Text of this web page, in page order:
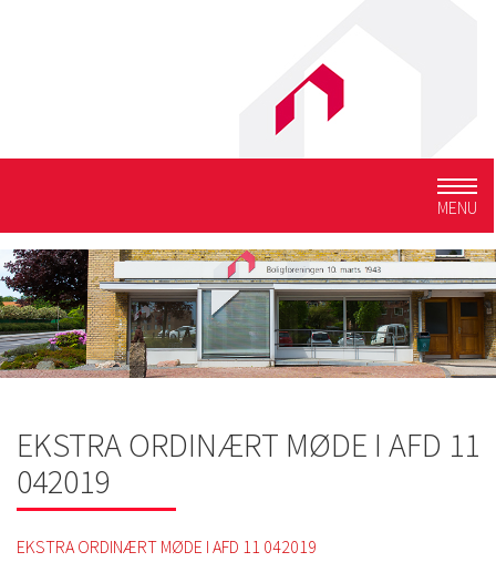
MENU
EKSTRA ORDINÆRT MØDE I AFD 11
042019
EKSTRA ORDINÆRT MØDE I AFD 11 042019